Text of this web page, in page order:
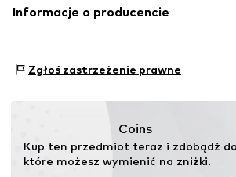
Materiał: 95% Bawełna (z upraw
Informacje o producencie
22457 Hamburg
Zgłoś zastrzeżenie prawne
Coins
Kup ten przedmiot teraz i zdobądź do
które możesz wymienić na zniżki.